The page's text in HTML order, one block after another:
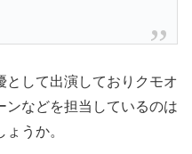
として出演しておりクモオ
ンなどを担当しているのは
うか。